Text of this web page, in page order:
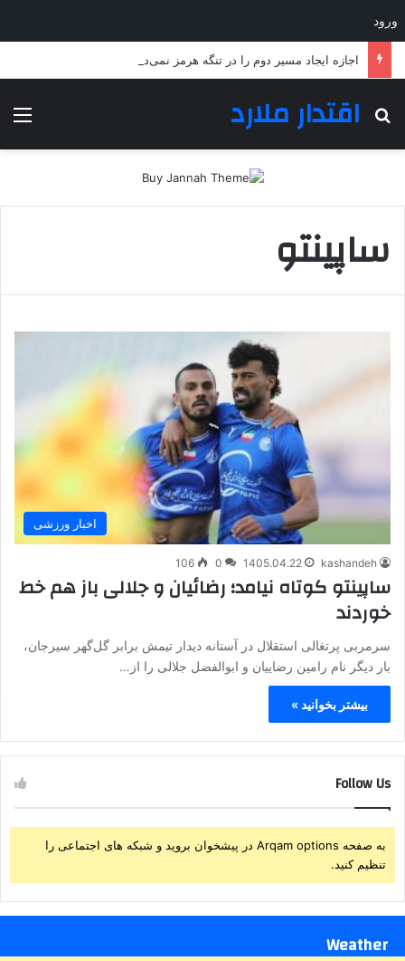
ورود
اجازه ایجاد مسیر دوم را در تنگه هرمز نمی‌دهیم
اقتدار ملارد
جستجو برای
ساپینتو
اخبار ورزشی
kashandeh
1405.04.22
0
106
ساپینتو کوتاه نیامد؛ رضائیان و جلالی باز هم خط
خوردند
سرمربی پرتغالی استقلال در آستانه دیدار تیمش برابر گل‌گهر سیرجان،
بار دیگر نام رامین رضاییان و ابوالفضل جلالی را از…
بیشتر بخوانید »
Follow Us
به صفحه Arqam options در پیشخوان بروید و شبکه های اجتماعی را
تنظیم کنید.
Weather